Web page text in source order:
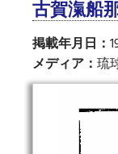
古賀滊船
掲載年月日：
メディア： 琉